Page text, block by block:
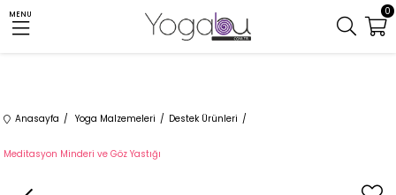
MENU 0
Anasayfa Yoga Malzemeleri Destek Ürünleri
Meditasyon Minderi ve Göz Yastığı